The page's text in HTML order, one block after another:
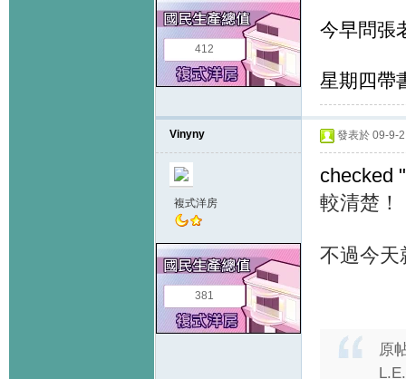
412
今早問張
星期四帶
Vinyny
複式洋房
381
發表於 09-9-
checked "
較清楚！
不過今天
原